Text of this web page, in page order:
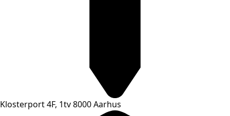
Klosterport 4F, 1tv 8000 Aarhus